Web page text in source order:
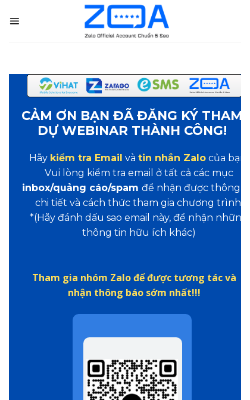
content
Hãy kiểm tra Email và tin nhắn Zalo của bạn.
Vui lòng kiểm tra email ở tất cả các mục
inbox/quảng cáo/spam để nhận được thông tin
chi tiết và cách thức tham gia chương trình!
*(Hãy đánh dấu sao email này, để nhận những
thông tin hữu ích khác)
CẢM ƠN BẠN ĐÃ ĐĂNG KÝ THAM
DỰ WEBINAR THÀNH CÔNG!
Tham gia nhóm Zalo để được tương tác và
nhận thông báo sớm nhất!!!